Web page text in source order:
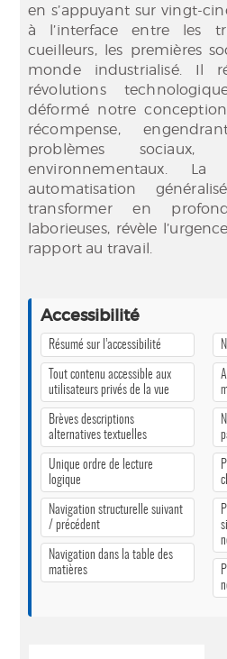
en s’appuyant sur vingt-
à l’interface entre les
cueilleurs, les premières
monde industrialisé. Il
révolutions
déformé notre
récompense,
problèmes sociaux,
environnementaux. La
automatisation
transformer en
laborieuses, révèle
rapport au travail.
Accessibilité
Résumé sur l’accessibilité
Tout contenu accessible aux
utilisateurs privés de la vue
Brèves descriptions
alternatives textuelles
Unique ordre de lecture
logique
Navigation structurelle suivant
/ précédent
Navigation dans la table des
matières